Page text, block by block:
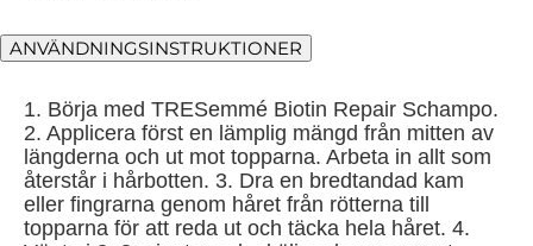
ANVÄNDNINGSINSTRUKTIONER
1. Börja med TRESemmé Biotin Repair Schampo.
2. Applicera först en lämplig mängd från mitten av
längderna och ut mot topparna. Arbeta in allt som
återstår i hårbotten. 3. Dra en bredtandad kam
eller fingrarna genom håret från rötterna till
topparna för att reda ut och täcka hela håret. 4.